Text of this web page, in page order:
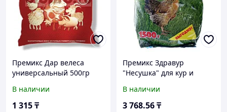
Премикс Дар велеса
универсальный 500гр
В наличии
1 315₸
Премикс Здравур
"Несушка" для кур и
минеральная добавка, 1,5
кг,
В наличии
3 768.56₸